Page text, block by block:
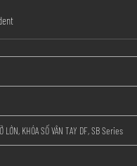
LỚN, KHÓA SỐ VÂN TAY DF, SB Series